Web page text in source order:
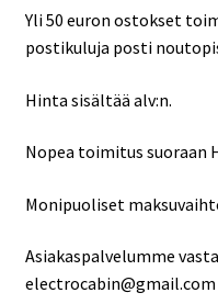
Yli 50 euron ostokset
postikuluja posti
Hinta sisältää alv:n.
Nopea toimitus suoraan
Monipuoliset
Asiakaspalvelumme
electrocabin@gmail.com